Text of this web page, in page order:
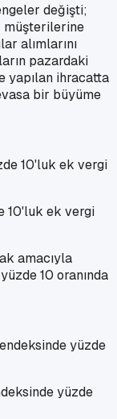
değişti;
müşterilerine
alımlarını
pazardaki
yapılan ihracatta
bir büyüme
10'luk ek vergi
amacıyla
10 oranında
yüzde